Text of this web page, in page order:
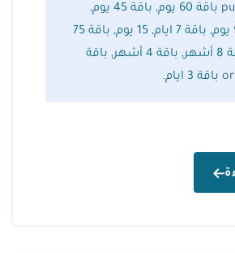
باقة 60 يوم , باقة 45 يوم
,
, باقة 7 ايام , 15 يوم ,
باقة 75
, باقة 4 أشهر , باقة
باقة 3 ايام .